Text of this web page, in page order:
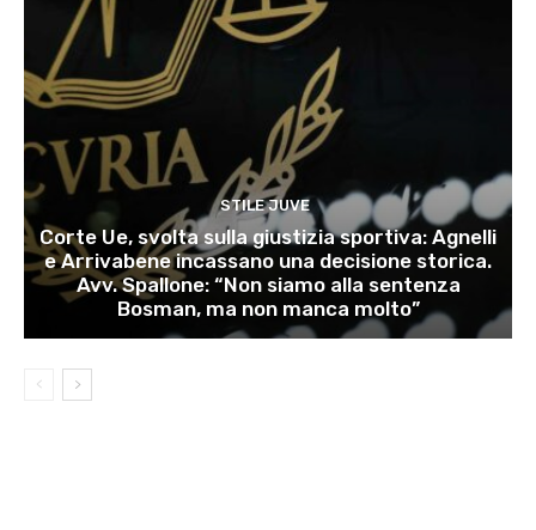
STILE JUVE
Corte Ue, svolta sulla giustizia sportiva: Agnelli
e Arrivabene incassano una decisione storica.
Avv. Spallone: “Non siamo alla sentenza
Bosman, ma non manca molto”